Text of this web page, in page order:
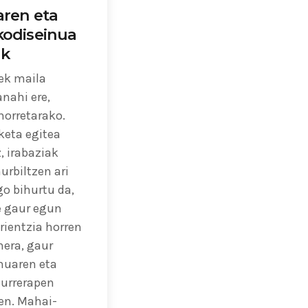
eta
maila
ere,
egitea
irabaziak
ari
bihurtu da,
gaur egun
horren
gaur
eta
Mahai-